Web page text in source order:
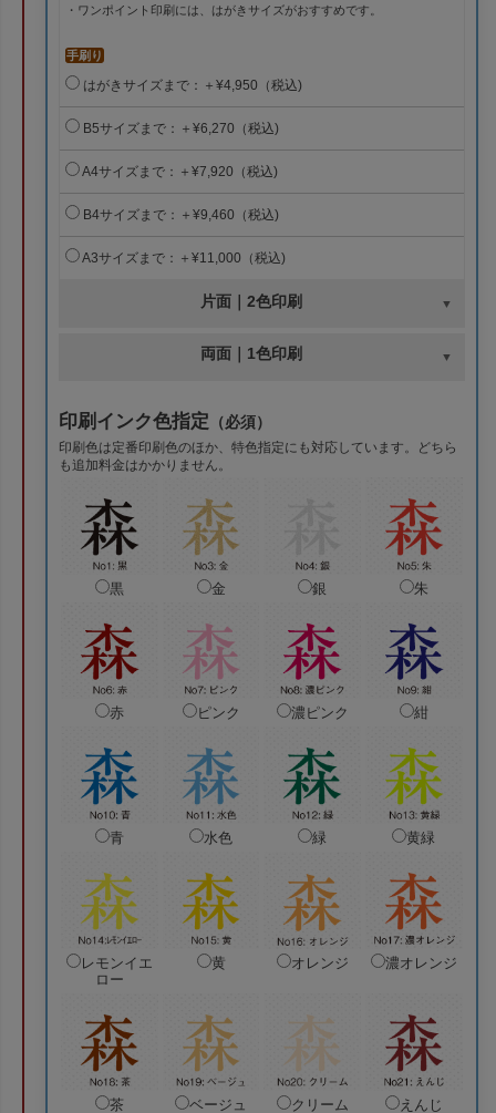
・ワンポイント印刷には、はがきサイズがおすすめです。
手刷り
はがきサイズまで：＋¥4,950（税込)
B5サイズまで：＋¥6,270（税込)
A4サイズまで：＋¥7,920（税込)
B4サイズまで：＋¥9,460（税込)
A3サイズまで：＋¥11,000（税込)
片面｜2色印刷
両面｜1色印刷
印刷インク色指定 （必須）
印刷色は定番印刷色のほか、特色指定にも対応しています。どちら
も追加料金はかかりません。
黒 金 銀 朱
赤 ピンク 濃ピンク 紺
青 水色 緑 黄緑
レモンイエ
ロー
黄 オレンジ 濃オレンジ
茶 ベージュ クリーム えんじ